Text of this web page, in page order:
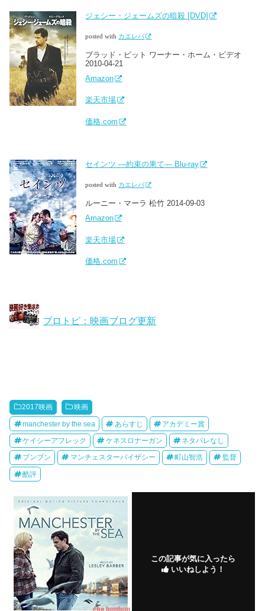
ジェシー・ジェームズの暗殺 [DVD]
posted with カエレバ
ブラッド・ピット ワーナー・ホーム・ビデオ
2010-04-21
Amazon
楽天市場
価格.com
セインツ ―約束の果て― Blu-ray
posted with カエレバ
ルーニー・マーラ 松竹 2014-09-03
Amazon
楽天市場
価格.com
ブロトピ：映画ブログ更新
2017映画 映画
manchester by the sea あらすじ アカデミー賞
ケイシーアフレック ケネスロナーガン ネタバレなし
ブンブン マンチェスターバイザシー 町山智浩 監督
酷評
この記事が気に入ったら
いいねしよう！